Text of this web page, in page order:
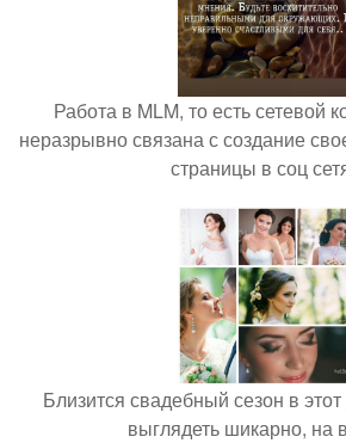
Работа в MLM, то есть сетевой
неразрывно связана с создание
страницы в соц
Близится свадебный сезон в
выглядеть шикарно, на